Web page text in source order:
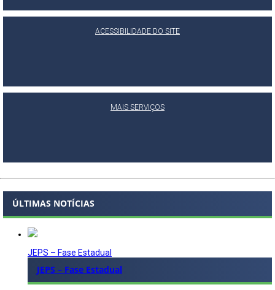
ACESSIBILIDADE DO SITE
MAIS SERVIÇOS
ÚLTIMAS NOTÍCIAS
JEPS – Fase Estadual
JEPS – Fase Estadual